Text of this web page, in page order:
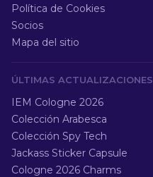
Política de Cookies
Socios
Mapa del sitio
ÚLTIMAS ACTUALIZACIONES
IEM Cologne 2026
Colección Arabesca
Colección Spy Tech
Jackass Sticker Capsule
Cologne 2026 Charms